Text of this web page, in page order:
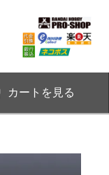
カートを見る